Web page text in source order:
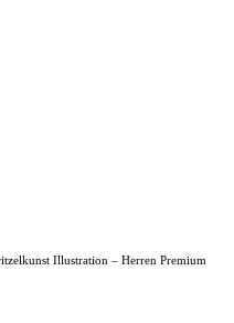
Illustration – Herren Premium